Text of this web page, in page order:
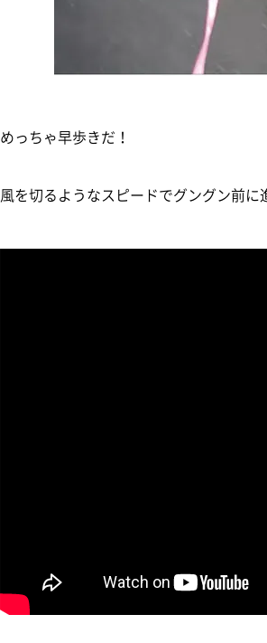
めっちゃ早歩きだ！
風を切るようなスピードでグングン前に